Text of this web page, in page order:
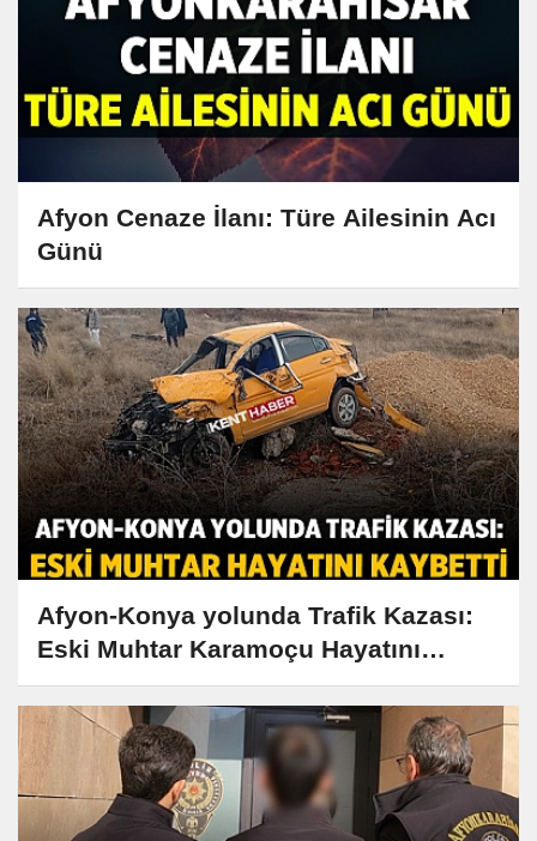
Afyon Cenaze İlanı: Türe Ailesinin Acı
Günü
Afyon-Konya yolunda Trafik Kazası:
Eski Muhtar Karamoçu Hayatını
Kaybetti